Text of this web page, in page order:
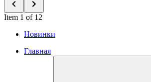
Item 1 of 12
Новинки
Главная